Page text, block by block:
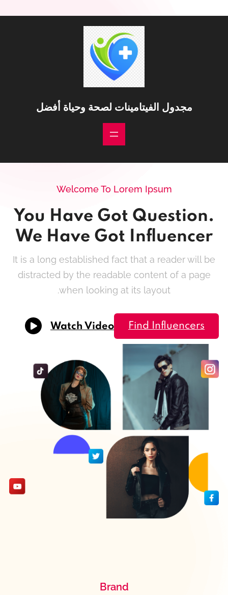
مجدول الفيتامينات لصحة وحياة أفضل
Welcome To Lorem Ipsum
You Have Got Question.
We Have Got Influencer
It is a long established fact that a reader will be
distracted by the readable content of a page
when looking at its layout.
Find Influencers
Watch Video
Brand